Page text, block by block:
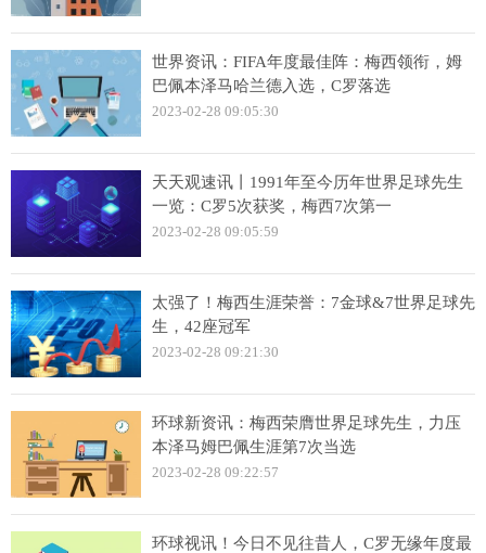
世界资讯：FIFA年度最佳阵：梅西领衔，姆
巴佩本泽马哈兰德入选，C罗落选
2023-02-28 09:05:30
天天观速讯丨1991年至今历年世界足球先生
一览：C罗5次获奖，梅西7次第一
2023-02-28 09:05:59
太强了！梅西生涯荣誉：7金球&7世界足球先
生，42座冠军
2023-02-28 09:21:30
环球新资讯：梅西荣膺世界足球先生，力压
本泽马姆巴佩生涯第7次当选
2023-02-28 09:22:57
环球视讯！今日不见往昔人，C罗无缘年度最